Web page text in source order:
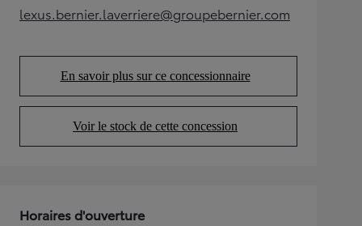
lexus.bernier.laverriere@groupebernier.com
(Opens in new tab)
En savoir plus sur ce concessionnaire
(Opens in new tab)
Voir le stock de cette concession
(Opens in new tab)
Horaires d'ouverture